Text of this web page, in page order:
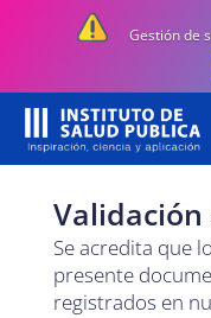
Gestión de
Se acredita que
presente
registrados en